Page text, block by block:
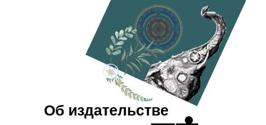
Об издательстве